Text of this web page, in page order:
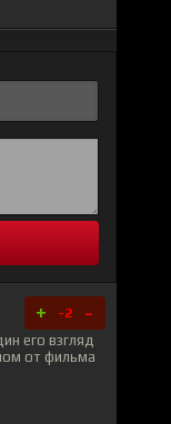
+ -2 -
его взгляд
от фильма